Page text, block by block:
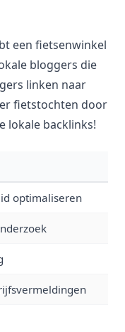
een fietsenwinkel
bloggers die
linken naar
fietstochten door
lokale backlinks!
optimaliseren